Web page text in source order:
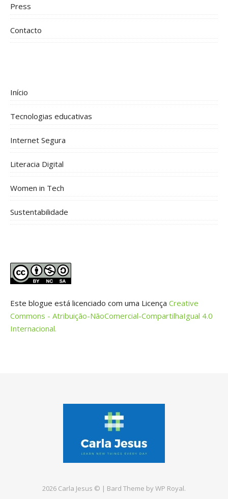
Press
Contacto
Início
Tecnologias educativas
Internet Segura
Literacia Digital
Women in Tech
Sustentabilidade
Este blogue está licenciado com uma Licença Creative
Commons - Atribuição-NãoComercial-CompartilhaIgual 4.0
Internacional.
2026 Carla Jesus © | Bard Theme byWP Royal.